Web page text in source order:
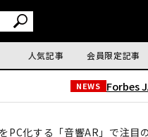
人気記事 会員限定記事
NEWS Forbes
PC化する「音響AR」で注目